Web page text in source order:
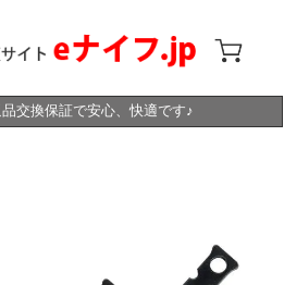
交換保証で安心、快適です♪